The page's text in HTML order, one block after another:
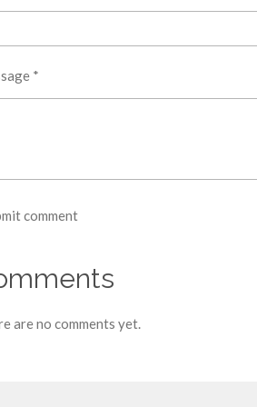
*
comment
are no comments yet.